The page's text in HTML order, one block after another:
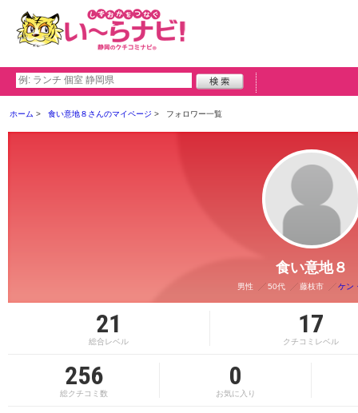
ホーム 食い意地８さんのマイページ フォロワー一覧
食い意地８
男性 50代 藤枝市 ケン
21
総合レベル
17
クチコミレベル
256
総クチコミ数
0
お気に入り